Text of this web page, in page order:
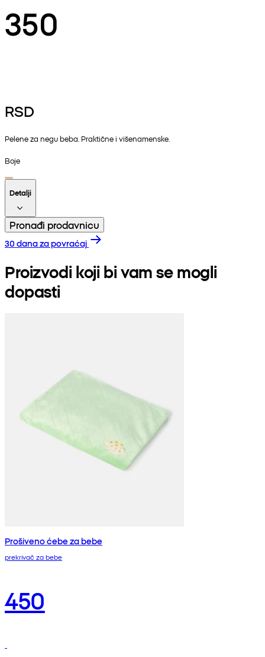
350
RSD
Pelene za negu beba. Praktične i višenamenske.
Boje
Detalji
Pronađi prodavnicu
30 dana za povraćaj
Proizvodi koji bi vam se mogli
dopasti
Prošiveno ćebe za bebe
prekrivač za bebe
450